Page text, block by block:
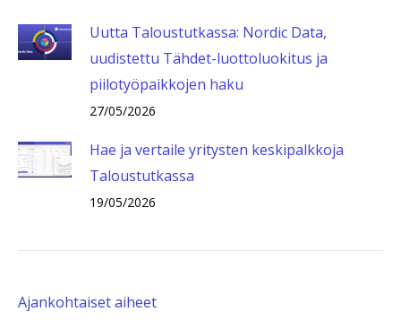
Uutta Taloustutkassa: Nordic Data,
uudistettu Tähdet-luottoluokitus ja
piilotyöpaikkojen haku
27/05/2026
Hae ja vertaile yritysten keskipalkkoja
Taloustutkassa
19/05/2026
Ajankohtaiset aiheet